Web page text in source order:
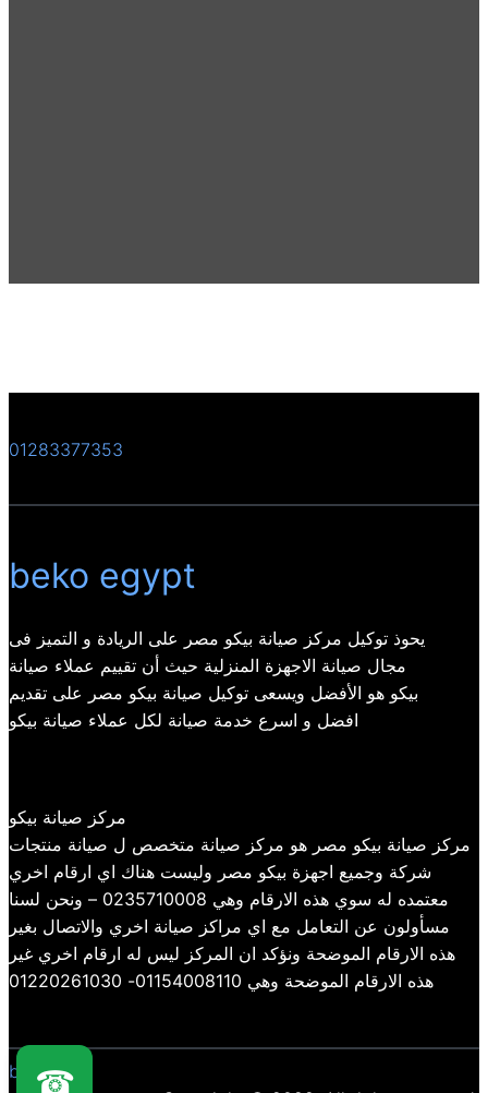
01283377353
beko egypt
يحوذ توكيل مركز صيانة بيكو مصر على الريادة و التميز فى
مجال صيانة الاجهزة المنزلية حيث أن تقييم عملاء صيانة
بيكو هو الأفضل ويسعى توكيل صيانة بيكو مصر على تقديم
افضل و اسرع خدمة صيانة لكل عملاء صيانة بيكو
مركز صيانة بيكو
مركز صيانة بيكو مصر هو مركز صيانة متخصص ل صيانة منتجات
شركة وجميع اجهزة بيكو مصر وليست هناك اي ارقام اخري
معتمده له سوي هذه الارقام وهي 0235710008 – ونحن لسنا
مسأولون عن التعامل مع اي مراكز صيانة اخري والاتصال بغير
هذه الارقام الموضحة ونؤكد ان المركز ليس له ارقام اخري غير
هذه الارقام الموضحة وهي 01154008110- 01220261030
beko☎